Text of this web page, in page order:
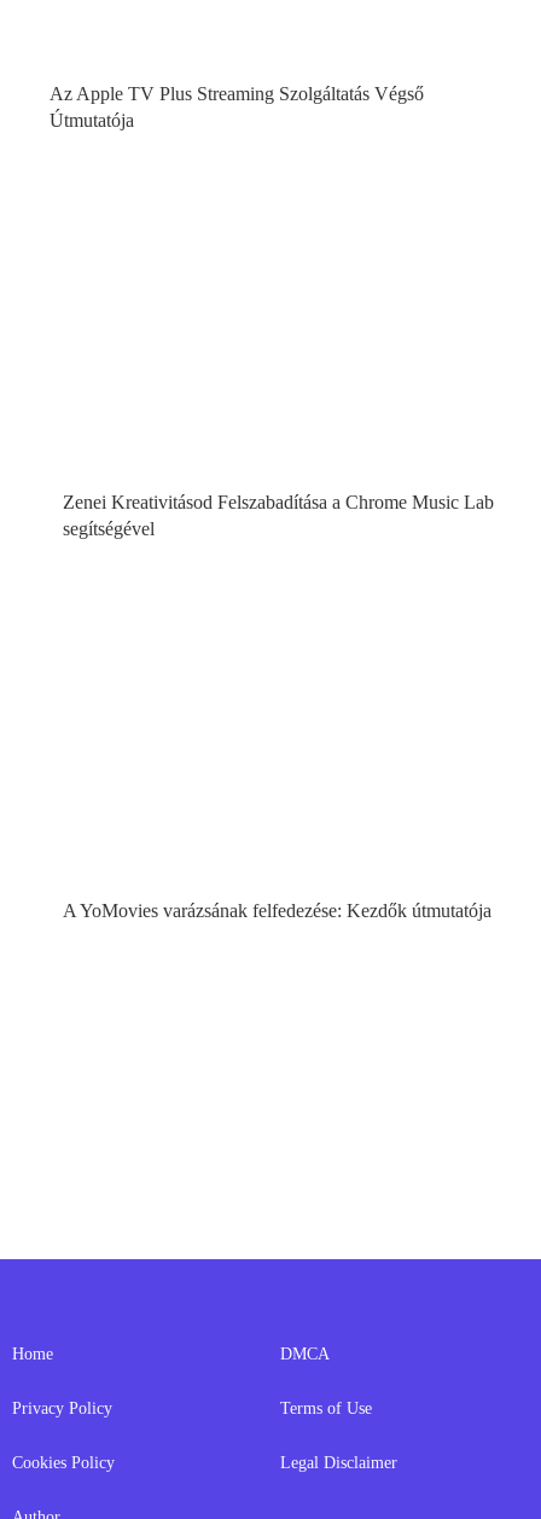
Az Apple TV Plus Streaming Szolgáltatás Végső
Útmutatója
Zenei Kreativitásod Felszabadítása a Chrome Music Lab
segítségével
A YoMovies varázsának felfedezése: Kezdők útmutatója
Home
Privacy Policy
Cookies Policy
DMCA
Terms of Use
Legal Disclaimer